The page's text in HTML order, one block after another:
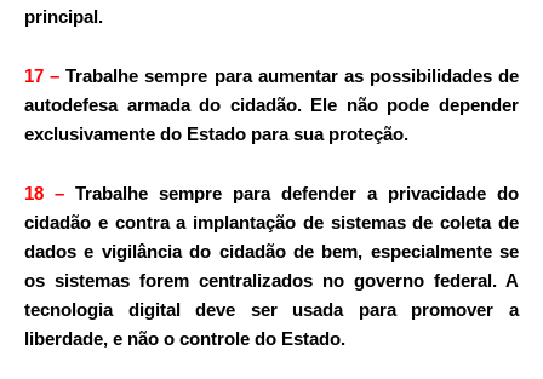
principal.
17 –Trabalhe sempre para aumentar as possibilidades de
autodefesa armada do cidadão. Ele não pode depender
exclusivamente do Estado para sua proteção.
18 – Trabalhe sempre para defender a privacidade do
cidadão e contra a implantação de sistemas de coleta de
dados e vigilância do cidadão de bem, especialmente se
os sistemas forem centralizados no governo federal. A
tecnologia digital deve ser usada para promover a
liberdade, e não o controle do Estado.